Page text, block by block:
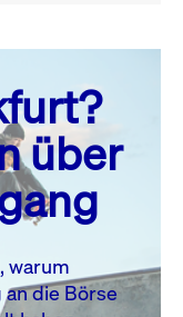
SA. SO.
1
2
8
22
23
über
warum
die Börse